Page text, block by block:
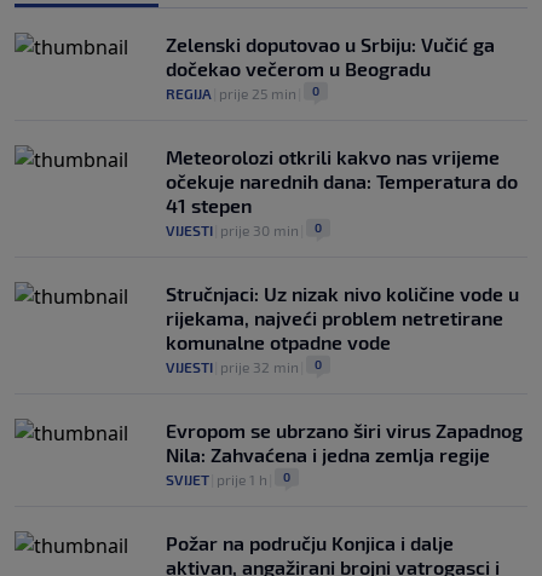
prvenstvo ispod cijene?
NOGOMET 7. aug. 0
Zelenski doputovao u Srbiju: Vučić ga
dočekao večerom u Beogradu
REGIJA prije 25 min 0
Meteorolozi otkrili kakvo nas vrijeme
očekuje narednih dana: Temperatura do
41 stepen
VIJESTI prije 30 min 0
Stručnjaci: Uz nizak nivo količine vode u
rijekama, najveći problem netretirane
komunalne otpadne vode
VIJESTI prije 32 min 0
Evropom se ubrzano širi virus Zapadnog
Nila: Zahvaćena i jedna zemlja regije
SVIJET prije 1 h 0
Požar na području Konjica i dalje
aktivan, angažirani brojni vatrogasci i